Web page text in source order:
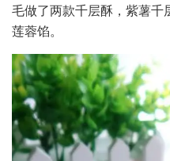
毛做了两款千层酥，紫薯千
莲蓉馅。